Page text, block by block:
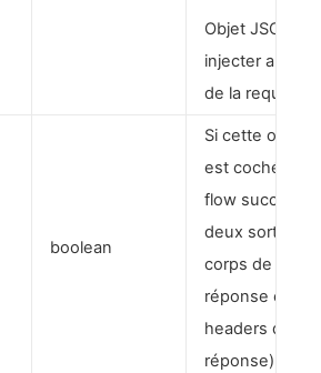
Objet JSON à
injecter au
de la requête
boolean
Si cette option
est cochée, le
flow succés
deux sorties
corps de la
réponse et les
headers de la
réponse)